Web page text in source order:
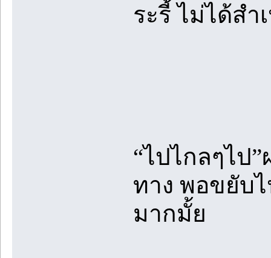
ระรี้ ไม่ได้สำ
“ไปไกลๆไป
ทาง พอขยับ
มากมั้ย